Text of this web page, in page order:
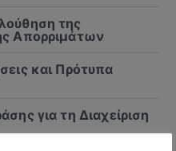
της
Απορριμάτων
και Πρότυπα
για τη Διαχείριση